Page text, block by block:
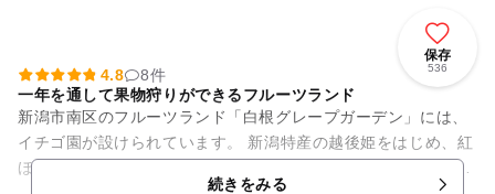
保存
536
4.8
8件
一年を通して果物狩りができるフルーツランド
新潟市南区のフルーツランド「白根グレープガーデン」には、
イチゴ園が設けられています。 新潟特産の越後姫をはじめ、紅
ほっぺ・章姫など約10品種のいちごを栽培しています。高設栽
続きをみる